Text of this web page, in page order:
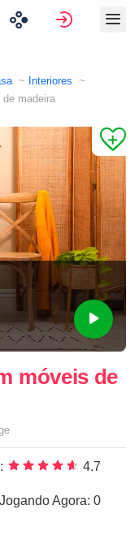
Assinar
Interiores
de madeira
móveis de
4.7
Jogando Agora: 0